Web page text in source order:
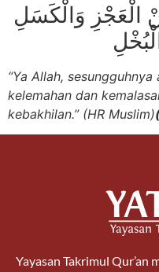
الْعَجْزِ وَالْكَسَلِ
“Ya Allah,
kelemahan dan
kebakhilan.” (HR Muslim)
Yayasan Takrimul Qur’an